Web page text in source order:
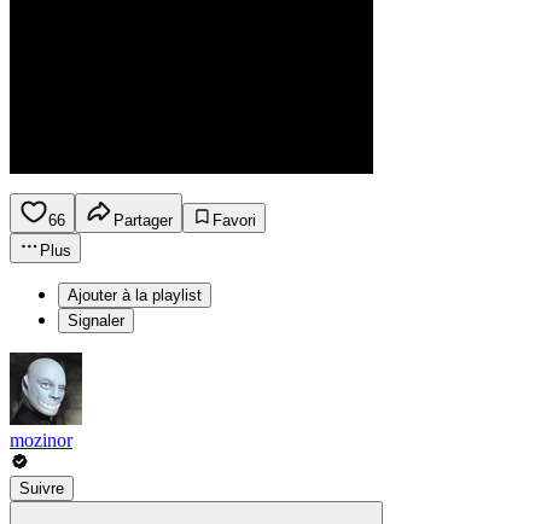
66 Partager
Favori
Plus
Ajouter à la playlist
Signaler
mozinor
Suivre